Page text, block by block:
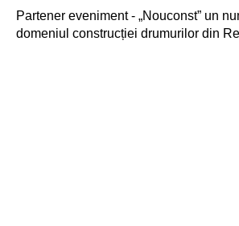
Partener eveniment - „Nouconst” un
domeniul construcției drumurilor din